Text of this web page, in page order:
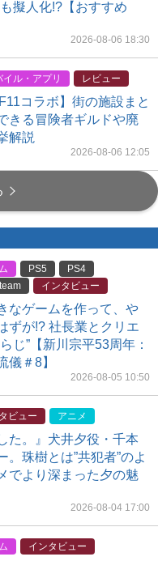
擬人化!?【おすすめ
2026-08-06 18:30
イル・アプリ レビュー
コラボ】街の施設まと
きる冒険者ギルドや廃
解説
2026-08-06 12:05
PS5
PS4
インタビュー
なゲームを作って、や
ずが!? 社長業とクリエ
じ”【新川宗平53周年：
儀＃8】
2026-08-05 10:50
ビュー アニメ
た。』犬井夕役・千本
。珠樹とは”共犯者”のよ
でより深まった夕の魅
2026-08-04 17:00
インタビュー